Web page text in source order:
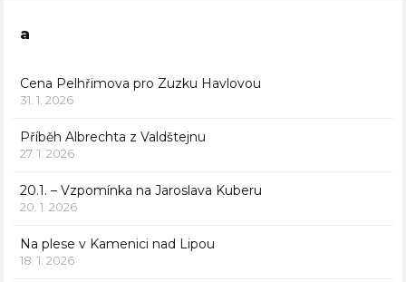
a
Cena Pelhřimova pro Zuzku Havlovou
31. 1. 2026
Příběh Albrechta z Valdštejnu
27. 1. 2026
20.1. – Vzpomínka na Jaroslava Kuberu
20. 1. 2026
Na plese v Kamenici nad Lipou
18. 1. 2026